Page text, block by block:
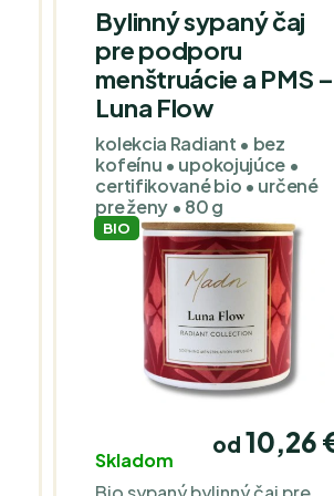
Bylinný sypaný čaj
pre podporu
menštruácie a PMS –
Luna Flow
kolekcia Radiant • bez
kofeínu • upokojujúce •
certifikované bio • určené
pre ženy • 80 g
BIO
Skladom
od 10,26